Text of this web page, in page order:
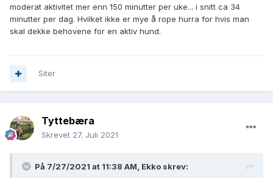
moderat aktivitet mer enn 150 minutter per uke... i snitt ca 34
minutter per dag. Hvilket ikke er mye å rope hurra for hvis man
skal dekke behovene for en aktiv hund.
Siter
Tyttebæra
Skrevet 27. Juli 2021
På 7/27/2021 at 11:38 AM, Ekko skrev: